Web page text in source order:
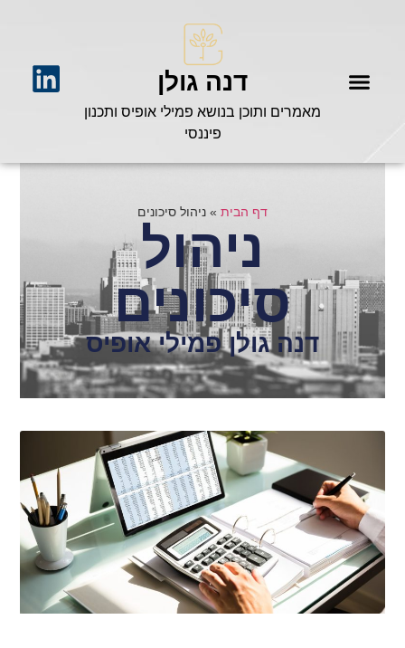
דנה גולן
מאמרים ותוכן בנושא פמילי אופיס ותכנון
פיננסי
דף הבית » ניהול סיכונים
ניהול
סיכונים
דנה גולן פמילי אופיס